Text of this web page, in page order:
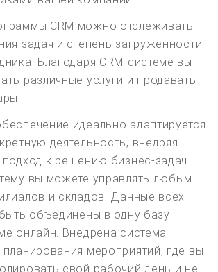
CRM можно отслеживать
задач и степень загруженности
Благодаря CRM-системе вы
различные услуги и продавать
идеально адаптируется
деятельность, внедряя
подход к решению бизнес-задач.
вы можете управлять любым
и складов. Данные всех
объединены в одну базу
онлайн. Внедрена система
мероприятий, где вы
свой рабочий день и не